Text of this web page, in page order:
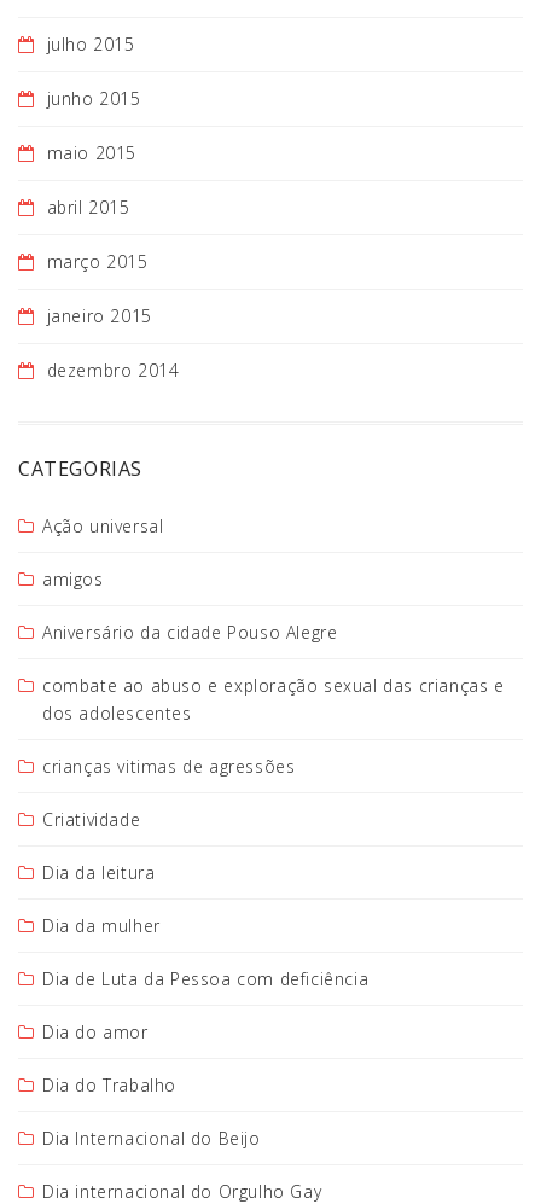
julho 2015
junho 2015
maio 2015
abril 2015
março 2015
janeiro 2015
dezembro 2014
CATEGORIAS
Ação universal
amigos
Aniversário da cidade Pouso Alegre
combate ao abuso e exploração sexual das crianças e
dos adolescentes
crianças vitimas de agressões
Criatividade
Dia da leitura
Dia da mulher
Dia de Luta da Pessoa com deficiência
Dia do amor
Dia do Trabalho
Dia Internacional do Beijo
Dia internacional do Orgulho Gay